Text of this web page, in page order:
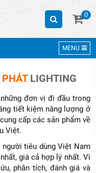
0
MENU
LIGHTING
đơn vị đi đầu trong
tiết kiệm năng lượng ở
cấp các sản phẩm về
Việt.
tiêu dùng Việt Nam
giá cả hợp lý nhất. Vì
phân tích, đánh giá và